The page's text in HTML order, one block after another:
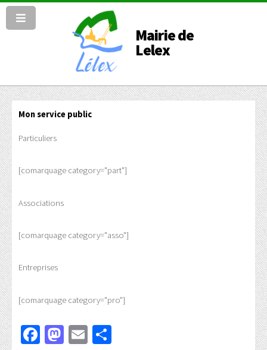
Mairie de
Lelex
Mon service public
Particuliers
[comarquage category="part"]
Associations
[comarquage category="asso"]
Entreprises
[comarquage category="pro"]
Facebook
Mastodon
Email